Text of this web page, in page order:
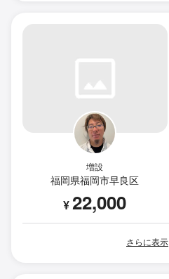
増設
福岡県福岡市早良区
¥22,000
さらに表示